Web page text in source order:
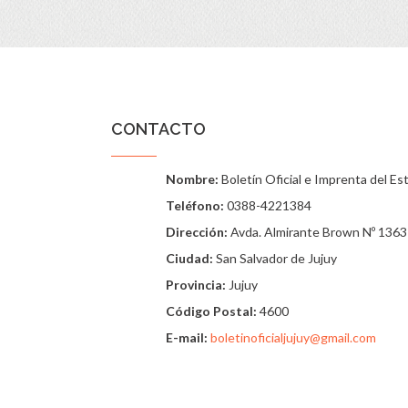
CONTACTO
Nombre: Boletín Oficial e Imprenta del
Teléfono: 0388-4221384
Dirección: Avda. Almirante Brown Nº 1363
Ciudad: San Salvador de Jujuy
Provincia: Jujuy
Código Postal: 4600
E-mail: boletinoficialjujuy@gmail.com